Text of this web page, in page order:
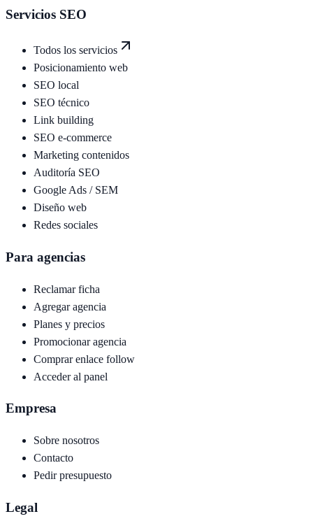
Servicios SEO
Todos los servicios
Posicionamiento web
SEO local
SEO técnico
Link building
SEO e-commerce
Marketing contenidos
Auditoría SEO
Google Ads / SEM
Diseño web
Redes sociales
Para agencias
Reclamar ficha
Agregar agencia
Planes y precios
Promocionar agencia
Comprar enlace follow
Acceder al panel
Empresa
Sobre nosotros
Contacto
Pedir presupuesto
Legal